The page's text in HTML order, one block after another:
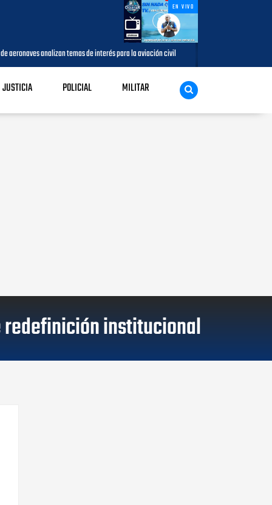
EN VIVO
temas de interés para la aviación civil AGOSTO 05, 2026
JUSTICIA POLICIAL MILITAR
institucional